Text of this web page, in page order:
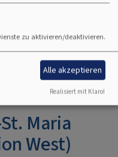
Dr.
im
Weiterlesen
Maria
West)
zu aktivieren/deaktivieren.
Alle akzeptieren
Realisiert mit Klaro!